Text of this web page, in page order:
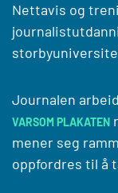
Nettavis og
Journalen
VARSOM PLAKATEN
mener seg
oppfordres til å